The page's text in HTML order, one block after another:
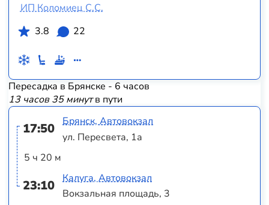
ИП Коломиец С.С.
3.8
22
Пересадка в Брянске - 6 часов
13 часов 35 минутв пути
17:50
5 ч 20 м
23:10
Брянск, Автовокзал
ул. Пересвета, 1а
Калуга, Автовокзал
Вокзальная площадь, 3